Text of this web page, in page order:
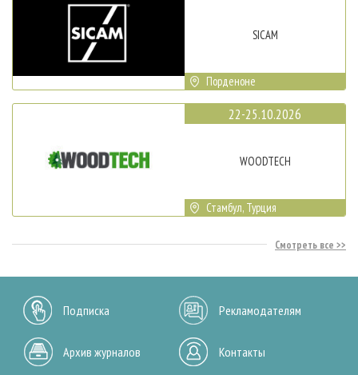
SICAM
Порденоне
22-25.10.2026
WOODTECH
Стамбул, Турция
Смотреть все
Подписка Рекламодателям
Архив журналов Контакты